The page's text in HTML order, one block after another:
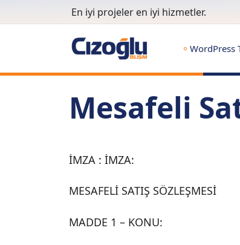
En iyi projeler en iyi hizmetler.
WordPress
Mesafeli
İMZA : İMZA:
MESAFELİ SATIŞ SÖZLEŞMESİ
MADDE 1 – KONU: